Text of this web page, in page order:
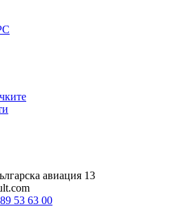
авиация 13
53 63 00